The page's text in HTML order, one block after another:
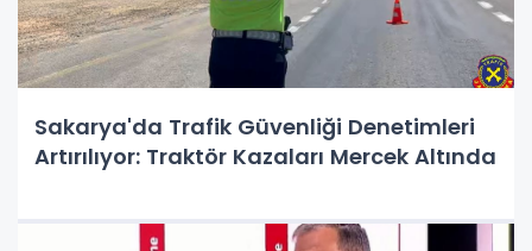
Sakarya'da Trafik Güvenliği Denetimleri
Artırılıyor: Traktör Kazaları Mercek Altında